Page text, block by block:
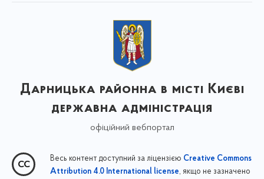
Дарницька районна в місті Києві
державна адміністрація
офіційний вебпортал
Весь контент доступний за ліцензією Creative Commons
Attribution 4.0 International license, якщо не зазначено